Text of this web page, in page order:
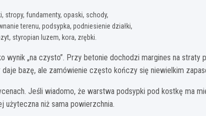
stropy, fundamenty, opaski, schody,
terenu, podsypka, podniesienie działki,
styropian luzem, kora, zrębki.
wynik „na czysto”. Przy betonie dochodzi margines na
bazę, ale zamówienie często kończy się niewielkim
Jeśli wiadomo, że warstwa podsypki pod kostkę ma
użyteczna niż sama powierzchnia.